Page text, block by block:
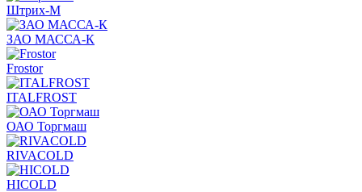
Штрих-М
ЗАО МАССА-К
Frostor
ITALFROST
ОАО Торгмаш
RIVACOLD
HICOLD